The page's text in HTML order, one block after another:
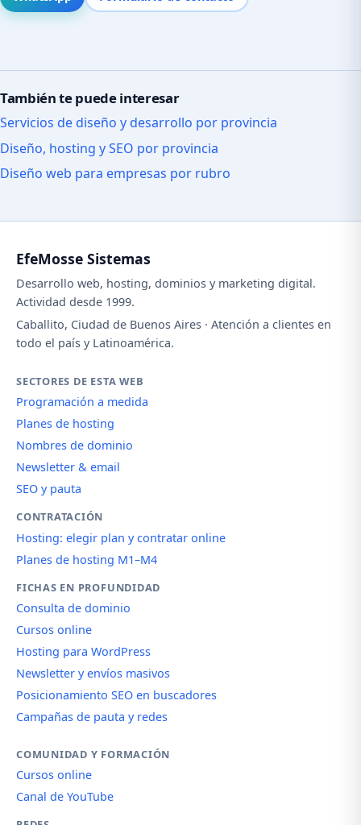
También te puede interesar
Servicios de diseño y desarrollo por provincia
Diseño, hosting y SEO por provincia
Diseño web para empresas por rubro
EfeMosse Sistemas
Desarrollo web, hosting, dominios y marketing digital.
Actividad desde 1999.
Caballito, Ciudad de Buenos Aires · Atención a clientes en
todo el país y Latinoamérica.
SECTORES DE ESTA WEB
Programación a medida
Planes de hosting
Nombres de dominio
Newsletter & email
SEO y pauta
CONTRATACIÓN
Hosting: elegir plan y contratar online
Planes de hosting M1–M4
FICHAS EN PROFUNDIDAD
Consulta de dominio
Cursos online
Hosting para WordPress
Newsletter y envíos masivos
Posicionamiento SEO en buscadores
Campañas de pauta y redes
COMUNIDAD Y FORMACIÓN
Cursos online
Canal de YouTube